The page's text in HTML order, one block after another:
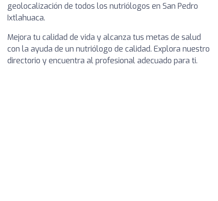
geolocalización de todos los nutriólogos en San Pedro
Ixtlahuaca.
Mejora tu calidad de vida y alcanza tus metas de salud
con la ayuda de un nutriólogo de calidad. Explora nuestro
directorio y encuentra al profesional adecuado para ti.